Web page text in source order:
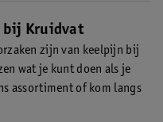
kindje keelpijn heeft.
bij kinderen .
gelukkig vrij snel over, de
dagen. Duren de
contact op te nemen
bij Kruidvat
zijn van keelpijn bij
wat je kunt doen als je
assortiment of kom langs